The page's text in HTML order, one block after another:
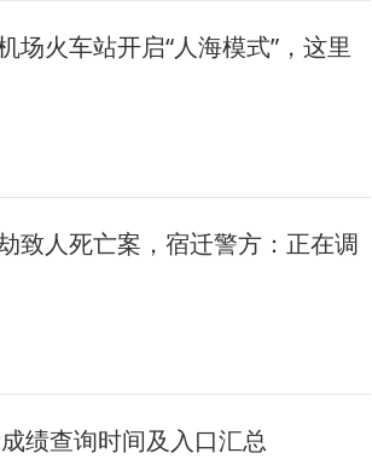
场火车站开启“人海模式”，这里
致人死亡案，宿迁警方：正在调
绩查询时间及入口汇总